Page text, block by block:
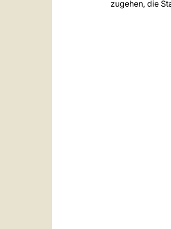
zugehen, die